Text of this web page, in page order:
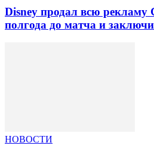
Disney продал всю рекламу
полгода до матча и
НОВОСТИ